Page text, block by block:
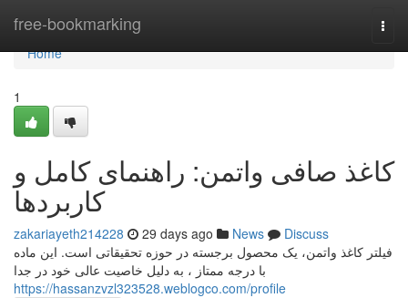
free-bookmarking
Home
Home
1
کاغذ صافی واتمن: راهنمای کامل و
کاربردها
zakariayeth214228 29 days ago News
Discuss
فیلتر کاغذ واتمن، یک محصول برجسته در حوزه تحقیقاتی است. این ماده
با درجه ممتاز ، به دلیل خاصیت عالی خود در جدا
https://hassanzvzl323528.weblogco.com/profile